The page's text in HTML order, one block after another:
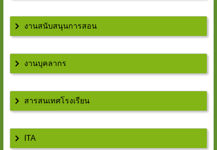
งานสนับสนุนการสอน
งานบุคลากร
สารสนเทศโรงเรียน
ITA